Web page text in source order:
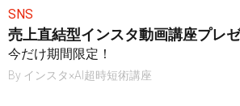
SNS
売上直結型インスタ動画講座プレ
今だけ期間限定！
By インスタ×AI超時短術講座